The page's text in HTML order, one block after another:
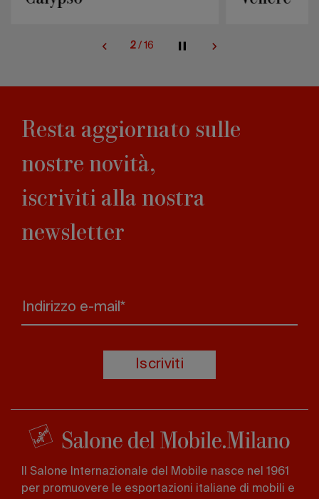
2 / 16
Resta aggiornato sulle
nostre novità,
iscriviti alla nostra
newsletter
Indirizzo e-mail*
Iscriviti
Il Salone Internazionale del Mobile nasce nel 1961
per promuovere le esportazioni italiane di mobili e